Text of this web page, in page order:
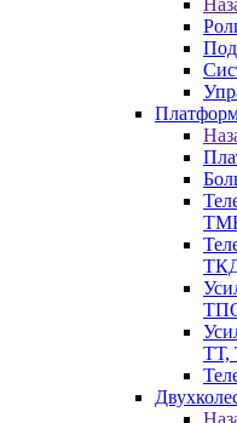
ТТ,